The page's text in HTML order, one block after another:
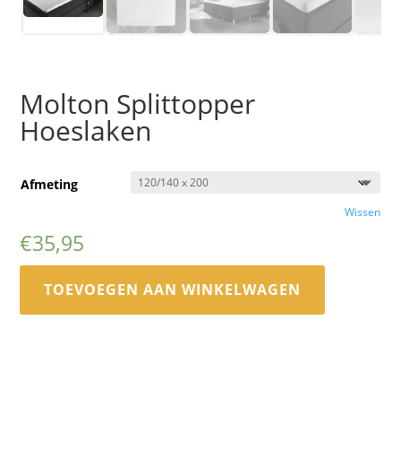
Molton Splittopper
Hoeslaken
Afmeting
Wissen
€35,95
TOEVOEGEN AAN WINKELWAGEN